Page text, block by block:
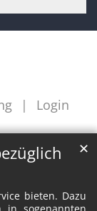
bieten. Dazu
✕
Login